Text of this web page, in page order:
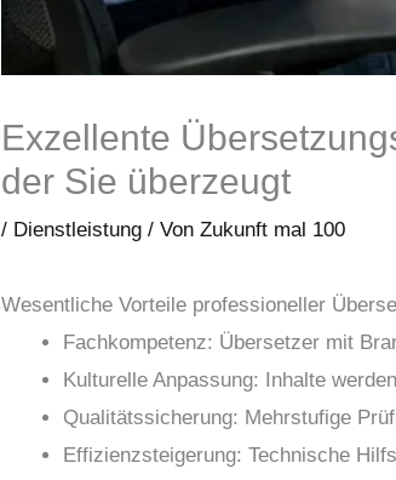
Exzellente
der Sie überzeugt
/ Dienstleistung / VonZukunft mal 100
Wesentliche Vorteile professioneller
Fachkompetenz: Übersetzer mit
Kulturelle Anpassung: Inhalte
Qualitätssicherung: Mehrstufige
Effizienzsteigerung: Technische